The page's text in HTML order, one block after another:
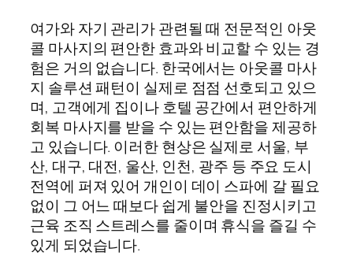
여가와 자기 관리가 관련될 때 전문적인 아웃
콜 마사지의 편안한 효과와 비교할 수 있는 경
험은 거의 없습니다. 한국에서는 아웃콜 마사
지 솔루션 패턴이 실제로 점점 선호되고 있으
며, 고객에게 집이나 호텔 공간에서 편안하게
회복 마사지를 받을 수 있는 편안함을 제공하
고 있습니다. 이러한 현상은 실제로 서울, 부
산, 대구, 대전, 울산, 인천, 광주 등 주요 도시
전역에 퍼져 있어 개인이 데이 스파에 갈 필요
없이 그 어느 때보다 쉽게 불안을 진정시키고
근육 조직 스트레스를 줄이며 휴식을 즐길 수
있게 되었습니다.